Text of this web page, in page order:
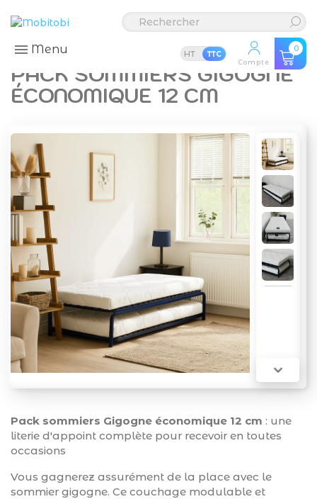
Menu HT TTC
Compte
0
PACK SOMMIERS GIGOGNE
ÉCONOMIQUE 12 CM

Pack sommiers Gigogne économique 12 cm : une
literie d'appoint complète pour recevoir en toutes
occasions
Vous gagnerez assurément de la place avec le
sommier gigogne. Ce couchage modulable et